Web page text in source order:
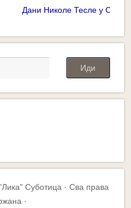
Дани Николе Тесле у
Суботица · Сва права
·